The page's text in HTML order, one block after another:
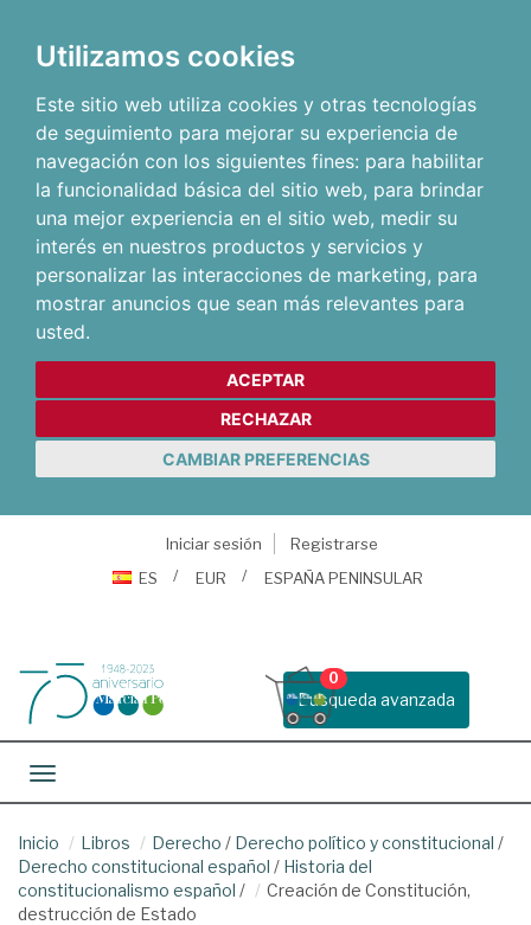
Utilizamos cookies
Este sitio web utiliza cookies y otras tecnologías
de seguimiento para mejorar su experiencia de
navegación con los siguientes fines: para habilitar
la funcionalidad básica del sitio web, para brindar
una mejor experiencia en el sitio web, medir su
interés en nuestros productos y servicios y
personalizar las interacciones de marketing, para
mostrar anuncios que sean más relevantes para
usted.
ACEPTAR
RECHAZAR
CAMBIAR PREFERENCIAS
Iniciar sesión
Registrarse
ES
EUR ESPAÑA PENINSULAR
Busqueda avanzada
0
Toggle navigation
Inicio Libros Derecho / Derecho político y constitucional /
Derecho constitucional español / Historia del
constitucionalismo español /
Creación de Constitución,
destrucción de Estado